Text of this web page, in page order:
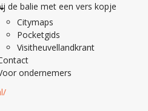
Citymaps
Pocketgids
Visitheuvellandkrant
ondernemers
de balie met een vers kopje